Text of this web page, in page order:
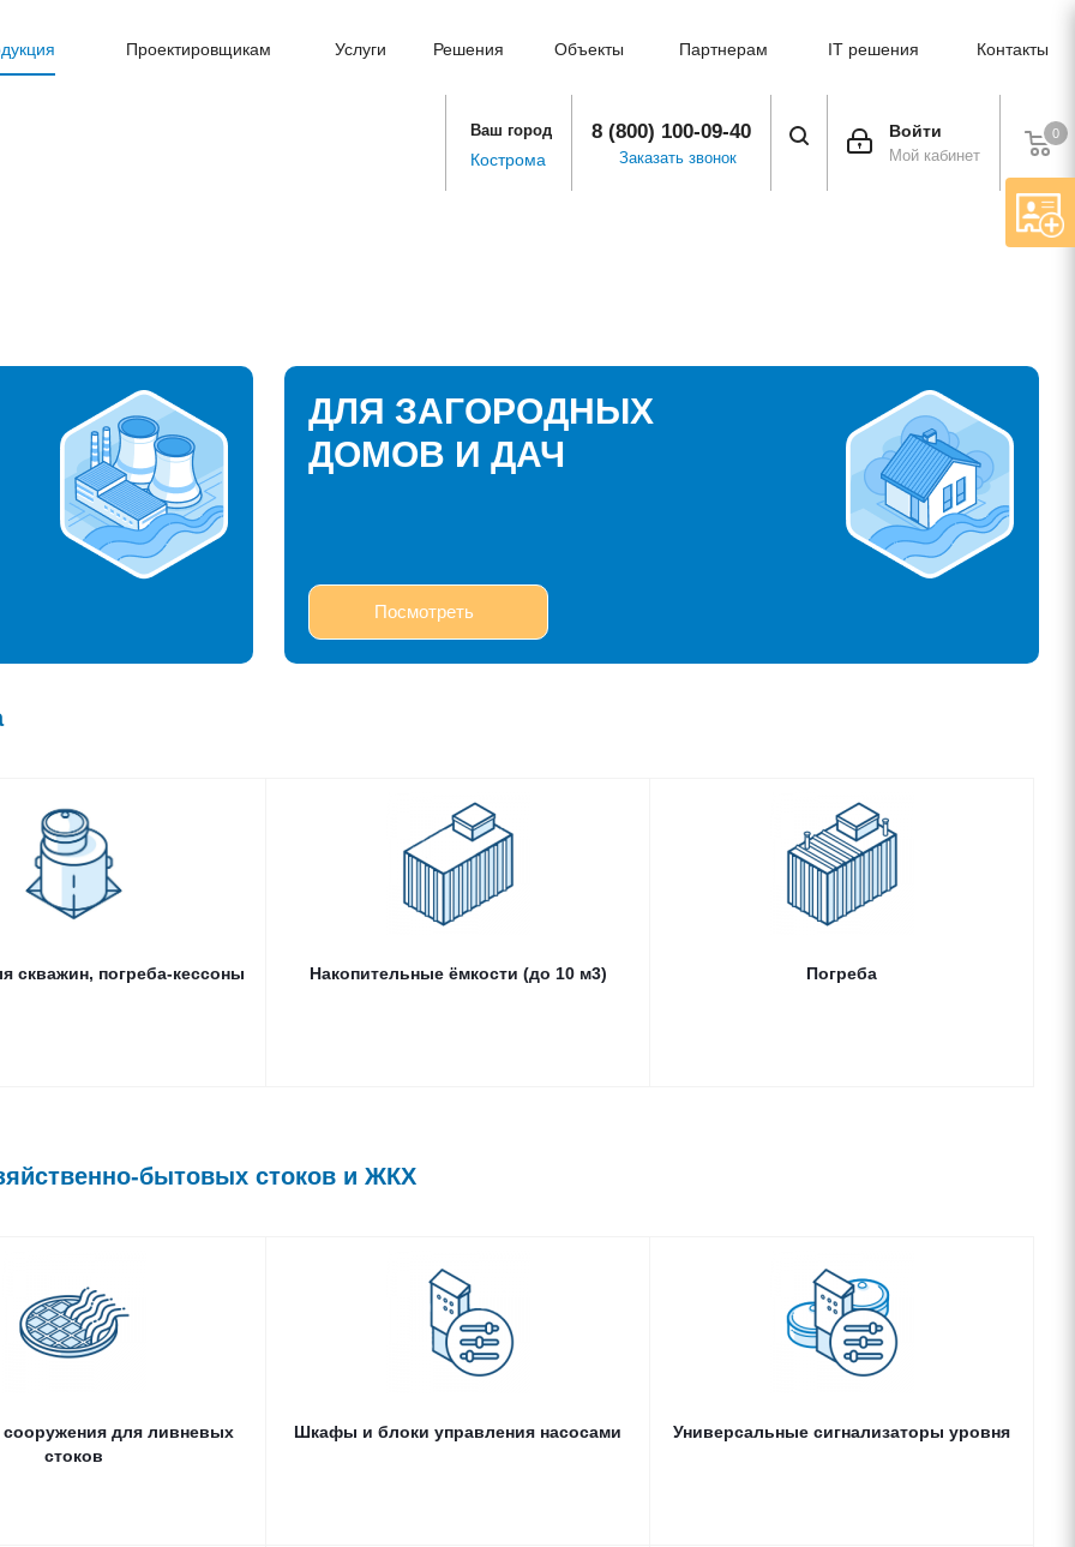
Проектировщикам Услуги Решения Объекты Партнерам IT решения Контакты
0
Войти
Мой кабинет
8 (800) 100-09-40
Заказать звонок
Ваш город
Кострома
ДЛЯ ЗАГОРОДНЫХ
ДОМОВ И ДАЧ
Посмотреть
скважин, погреба-кессоны
Погреба-кессоны Alta Pogreb OR
Оснащение кессона
Накопительные ёмкости (до 10 м3)
Накопительные ёмкости (до 10 м3) ALTA
Погреба
бытовых стоков и ЖКХ
для ливневых
стоков
Шкафы и блоки управления насосами
Шкафы управления насосами Alta Control KNS
Узел учета Alta Contact Pro
Блок управления насосами Alta Control KNS mini
Универсальные сигнализаторы уровня